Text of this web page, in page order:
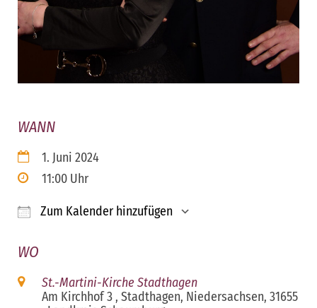
WANN
1. Juni 2024
11:00 Uhr
Zum Kalender hinzufügen
WO
St.-Martini-Kirche Stadthagen
Am Kirchhof 3 , Stadthagen, Niedersachsen, 31655